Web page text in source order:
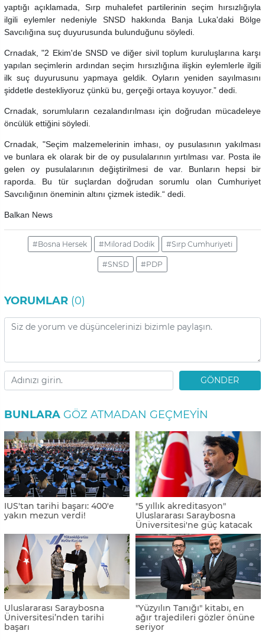
yaptığı açıklamada, Sırp muhalefet partilerinin seçim hırsızlığıyla
ilgili eylemler nedeniyle SNSD hakkında Banja Luka'daki Bölge
Savcılığına suç duyurusunda bulunduğunu söyledi.
Crnadak, "2 Ekim'de SNSD ve diğer sivil toplum kuruluşlarına karşı
yapılan seçimlerin ardından seçim hırsızlığına ilişkin eylemlerle ilgili
ilk suç duyurusunu yapmaya geldik. Oyların yeniden sayılmasını
şiddetle destekliyoruz çünkü bu, gerçeği ortaya koyuyor.” dedi.
Crnadak, sorumluların cezalandırılması için doğrudan mücadeleye
öncülük ettiğini söyledi.
Crnadak, "Seçim malzemelerinin imhası, oy pusulasının yakılması
ve bunlara ek olarak bir de oy pusulalarının yırtılması var. Posta ile
gelen oy pusulalarının değiştirilmesi de var. Bunların hepsi bir
raporda. Bu tür suçlardan doğrudan sorumlu olan Cumhuriyet
Savcılığının öneminin altını çizmek istedik.“ dedi.
Balkan News
#Bosna Hersek #Milorad Dodik #Sırp Cumhuriyeti
#SNSD #PDP
YORUMLAR (0)
GÖNDER
BUNLARA GÖZ ATMADAN GEÇMEYIN
IUS'tan tarihi başarı: 400'e
yakın mezun verdi!
"5 yıllık akreditasyon"
Uluslararası Saraybosna
Üniversitesi'ne güç katacak
Uluslararası Saraybosna
Üniversitesi’nden tarihi
başarı
"Yüzyılın Tanığı" kitabı, en
ağır trajedileri gözler önüne
seriyor